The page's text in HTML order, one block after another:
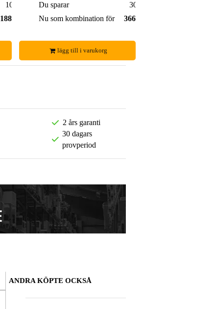
10,00 kr
188,00 kr
Du sparar
30,00 kr
Nu som kombination för
366,00 kr
lägg till i varukorg
2 års garanti
30 dagars
provperiod
ANDRA KÖPTE OCKSÅ